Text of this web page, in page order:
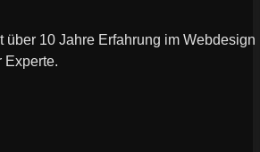
über 10 Jahre Erfahrung im
Experte.